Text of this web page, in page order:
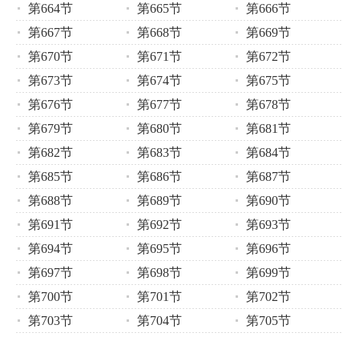
第664节
第665节
第666节
第667节
第668节
第669节
第670节
第671节
第672节
第673节
第674节
第675节
第676节
第677节
第678节
第679节
第680节
第681节
第682节
第683节
第684节
第685节
第686节
第687节
第688节
第689节
第690节
第691节
第692节
第693节
第694节
第695节
第696节
第697节
第698节
第699节
第700节
第701节
第702节
第703节
第704节 第705节